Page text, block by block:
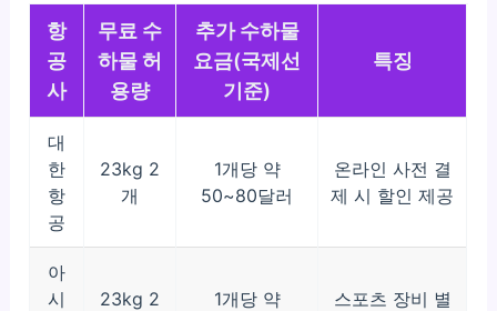
항
공
사
무료 수
하물 허
용량
추가 수하물
요금(국제선
기준)
특징
대
한
항
공
23kg 2
개
1개당 약
50~80달러
온라인 사전 결
제 시 할인 제공
아
시
23kg 2
1개당 약
스포츠 장비 별